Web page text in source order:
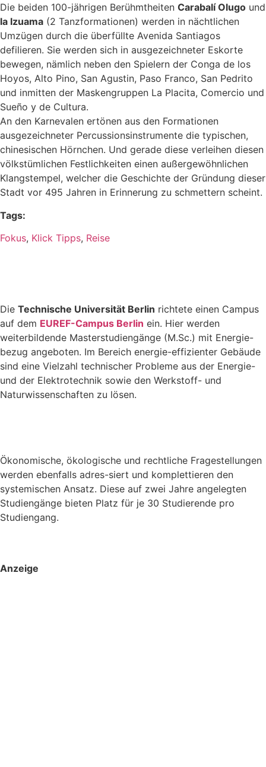
Die beiden 100-jährigen Berühmtheiten Carabalí Olugo und
la Izuama (2 Tanzformationen) werden in nächtlichen
Umzügen durch die überfüllte Avenida Santiagos
defilieren. Sie werden sich in ausgezeichneter Eskorte
bewegen, nämlich neben den Spielern der Conga de los
Hoyos, Alto Pino, San Agustin, Paso Franco, San Pedrito
und inmitten der Maskengruppen La Placita, Comercio und
Sueño y de Cultura.
An den Karnevalen ertönen aus den Formationen
ausgezeichneter Percussionsinstrumente die typischen,
chinesischen Hörnchen. Und gerade diese verleihen diesen
völkstümlichen Festlichkeiten einen außergewöhnlichen
Klangstempel, welcher die Geschichte der Gründung dieser
Stadt vor 495 Jahren in Erinnerung zu schmettern scheint.
Tags:
Fokus, Klick Tipps, Reise
Die Technische Universität Berlin richtete einen Campus
auf dem EUREF-Campus Berlin ein. Hier werden
weiterbildende Masterstudiengänge (M.Sc.) mit Energie-
bezug angeboten. Im Bereich energie-effizienter Gebäude
sind eine Vielzahl technischer Probleme aus der Energie-
und der Elektrotechnik sowie den Werkstoff- und
Naturwissenschaften zu lösen.
Ökonomische, ökologische und rechtliche Fragestellungen
werden ebenfalls adres-siert und komplettieren den
systemischen Ansatz. Diese auf zwei Jahre angelegten
Studiengänge bieten Platz für je 30 Studierende pro
Studiengang.
Anzeige